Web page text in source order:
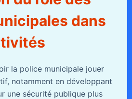
dans
la police municipale jouer
notamment en développant
une sécurité publique plus